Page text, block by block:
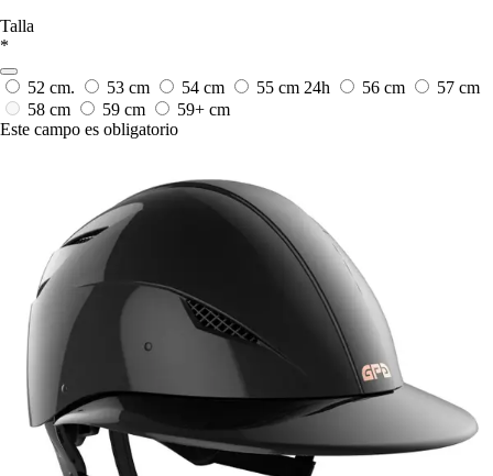
Talla
*
52 cm. 53 cm 54 cm 55 cm 24h 56 cm
57 cm
58 cm
59 cm
59+ cm
Este campo es obligatorio